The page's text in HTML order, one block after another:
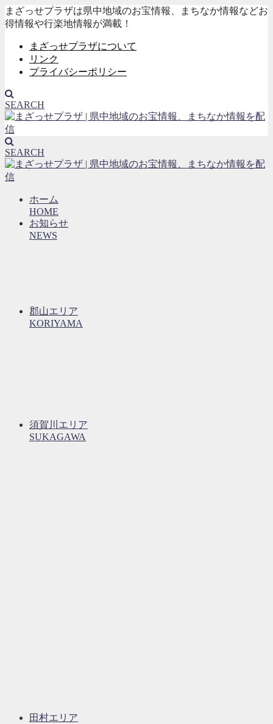
まざっせプラザは県中地域のお宝情報、まちなか情報などお
得情報や行楽地情報が満載！
まざっせプラザについて
リンク
プライバシーポリシー
SEARCH
SEARCH
ホーム
HOME
お知らせ
NEWS
郡山エリア
KORIYAMA
須賀川エリア
SUKAGAWA
田村エリア